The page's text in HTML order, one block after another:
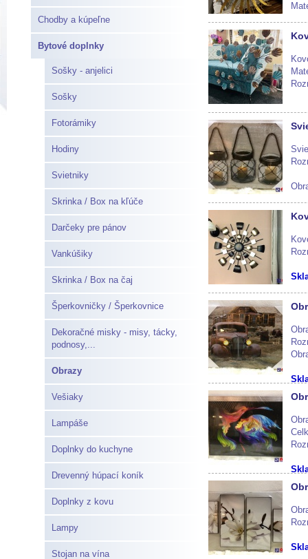
Chodby a kúpeľne
Bytové doplnky
Sošky - anjelici
Sošky
Fotorámiky
Hodiny
Svietniky
Skrinka / Box na kľúče
Darčeky pre pánov
Vankúšiky
Skrinka / Box na čaj
Šperkovničky / Šperkovnice
Dekoračné misky - misy, tácky,
podnosy,...
Obrazy
Vešiaky
Lampáše
Doplnky do kuchyne
Drevenný húpací koník
Doplnky z kovu
Lampy
Stojan na vína